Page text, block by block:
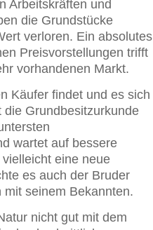
Arbeitskräften und
die Grundstücke
verloren. Ein absolutes
Preisvorstellungen trifft
vorhandenen Markt.
Käufer findet und es sich
Grundbesitzurkunde
wartet auf bessere
eine neue
es auch der Bruder
seinem Bekannten.
nicht gut mit dem